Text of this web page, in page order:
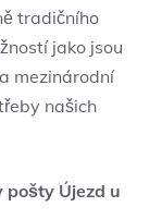
tradičního
jako jsou
mezinárodní
našich
pošty Újezd u